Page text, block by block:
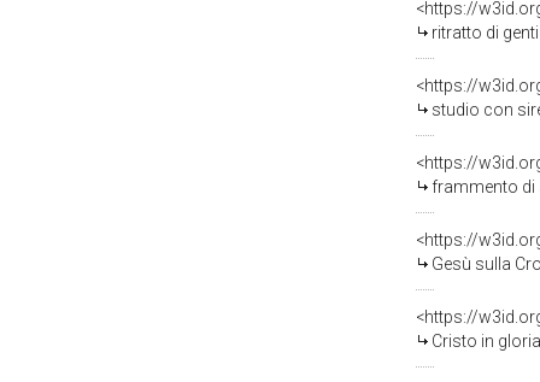
<https://
ritratto di
<https://
studio con sirena
<https://
frammento di
<https://
Gesù sulla
<https://
Cristo in gloria